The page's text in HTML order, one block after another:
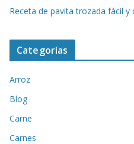
Receta de pavita trozada fácil y
Categorías
Arroz
Blog
Carne
Carnes